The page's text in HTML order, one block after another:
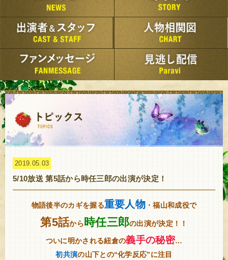
2019.05.03
5/10放送 第5話から時任三郎の出演が決定！
物語後半のカギを握る重要人物 ・福山和成役で
第5話から時任三郎の出演が決定！！
ついに明かされる紐倉の義手の秘密…
初共演の山下との“化学反応”に注目